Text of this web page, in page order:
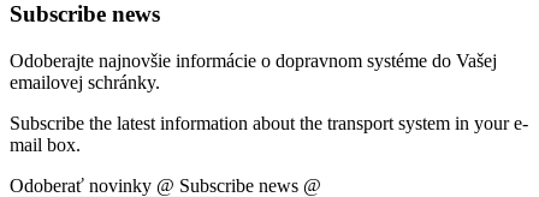
Subscribe news
Odoberajte najnovšie informácie o dopravnom systéme do Vašej
emailovej schránky.
Subscribe the latest information about the transport system in your e-
mail box.
Odoberať novinky @ Subscribe news @